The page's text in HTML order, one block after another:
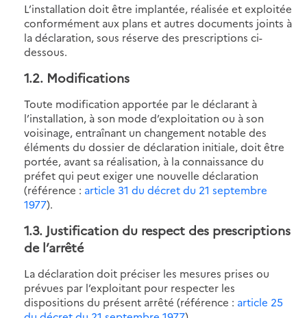
L’installation doit être implantée, réalisée et exploitée
conformément aux plans et autres documents joints à
la déclaration, sous réserve des prescriptions ci-
dessous.
1.2. Modifications
Toute modification apportée par le déclarant à
l’installation, à son mode d’exploitation ou à son
voisinage, entraînant un changement notable des
éléments du dossier de déclaration initiale, doit être
portée, avant sa réalisation, à la connaissance du
préfet qui peut exiger une nouvelle déclaration
(référence : article 31 du décret du 21 septembre
1977).
1.3. Justification du respect des prescriptions
de l’arrêté
La déclaration doit préciser les mesures prises ou
prévues par l’exploitant pour respecter les
dispositions du présent arrêté (référence : article 25